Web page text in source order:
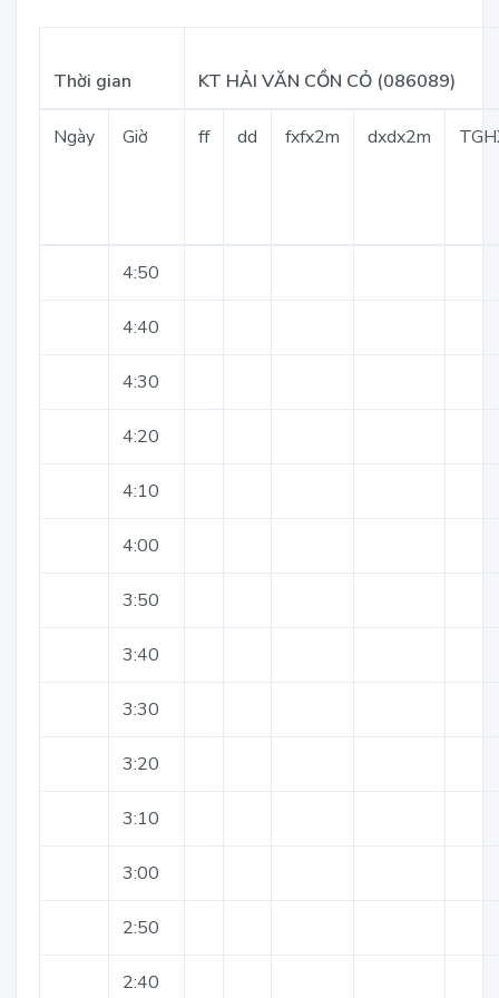
Thời gian KT HẢI VĂN CỒN CỎ (086089)
Ngày Giờ ff dd fxfx2m dxdx2m
4:50
4:40
4:30
4:20
4:10
4:00
3:50
3:40
3:30
3:20
3:10
3:00
2:50
2:40